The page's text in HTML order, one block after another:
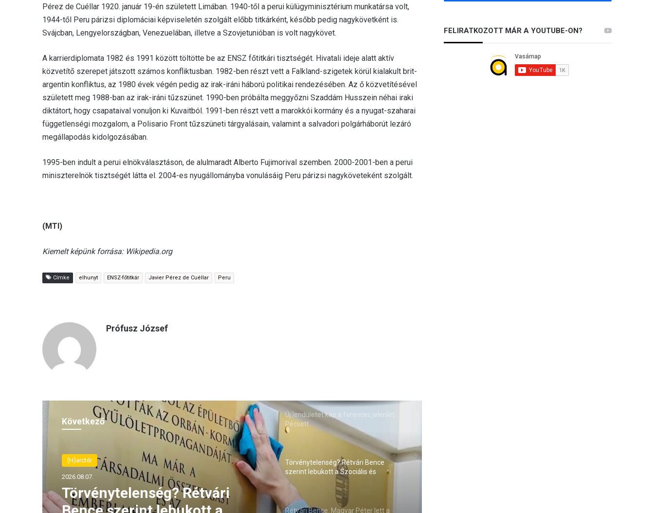
Pérez de Cuéllar 1920. január 19-én született Limában. 1940-től a perui külügyminisztérium munkatársa volt,
1944-től Peru párizsi diplomáciai képviseletén szolgált előbb titkárként, később pedig nagykövetként is.
Svájcban, Lengyelországban, Venezuelában, illetve a Szovjetunióban is volt nagykövet.
A karrierdiplomata 1982 és 1991 között töltötte be az ENSZ főtitkári tisztségét. Hivatali ideje alatt aktív
közvetítő szerepet játszott számos konfliktusban. 1982-ben részt vett a Falkland-szigetek körül kialakult brit-
argentin konfliktus, az 1980 évek végén pedig az irak-iráni háború politikai rendezésében. Az ő közvetítésével
született meg 1988-ban az irak-iráni tűzszünet. 1990-ben próbálta meggyőzni Szaddám Husszein néhai iraki
diktátort, hogy csapataival vonuljon ki Kuvaitból. 1991-ben részt vett a marokkói kormány és a nyugat-szaharai
függetlenségi mozgalom, a Polisario Front tűzszüneti tárgyalásain, valamint a salvadori polgárháborút lezáró
megállapodás kidolgozásában.
1995-ben indult a perui elnökválasztáson, de alulmaradt Alberto Fujimorival szemben. 2000-2001-ben a perui
miniszterelnök tisztségét látta el. 2004-es nyugállományba vonulásáig Peru párizsi nagyköveteként szolgált.
(MTI)
Kiemelt képünk forrása: Wikipedia.org
Címke elhunyt ENSZ-főtitkár Javier Pérez de Cuéllar Peru
Prófusz József
Következő
(H)arctér
2026.08.06.
Rétvári Bence: Magyar Péter
Új lendületet kap a ferences jelenlét
Pécsett
Törvénytelenség? Rétvári Bence
szerint lebukott a Szociális és
Családügyi Minisztérium
Rétvári Bence: Magyar Péter lett a
FELIRATKOZOTT MÁR A YOUTUBE-ON?